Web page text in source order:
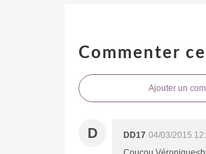
Commenter
Ajouter un
D DD17 04/03/2015